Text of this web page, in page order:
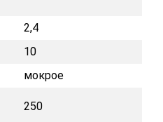
2,4
10
мокрое
250